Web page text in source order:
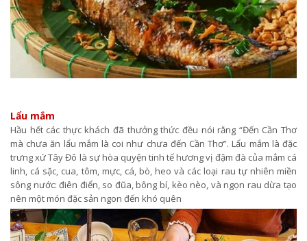
Lẩu mắm
Hầu hết các thực khách đã thưởng thức đều nói rằng “Đến Cần Thơ
mà chưa ăn lẩu mắm là coi như chưa đến Cần Thơ”. Lẩu mắm là đặc
trưng xứ Tây Đô là sự hòa quyện tinh tế hương vị đậm đà của mắm cá
linh, cá sặc, cua, tôm, mực, cá, bò, heo và các loại rau tự nhiên miền
sông nước: điên điển, so đũa, bông bí, kèo nèo, và ngọn rau dừa tạo
nên một món đặc sản ngon đến khó quên